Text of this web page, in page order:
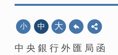
小 中 大
中 央 銀 行 外 匯 局 函